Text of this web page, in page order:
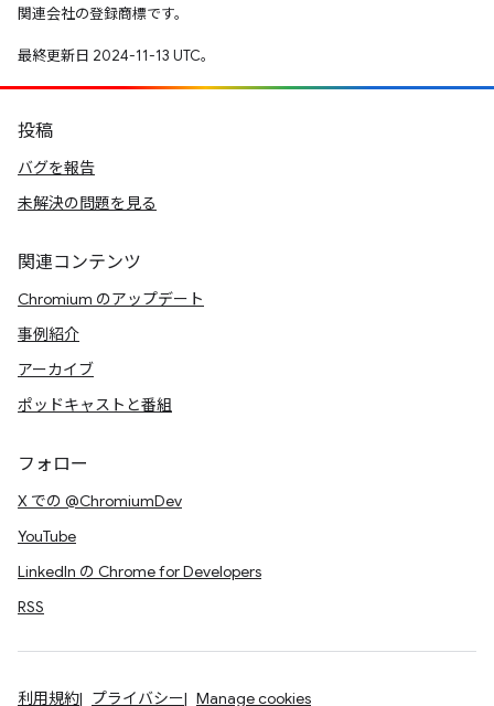
関連会社の登録商標です。
最終更新日 2024-11-13 UTC。
投稿
バグを報告
未解決の問題を見る
関連コンテンツ
Chromium のアップデート
事例紹介
アーカイブ
ポッドキャストと番組
フォロー
X での @ChromiumDev
YouTube
LinkedIn の Chrome for Developers
RSS
利用規約 プライバシー Manage cookies